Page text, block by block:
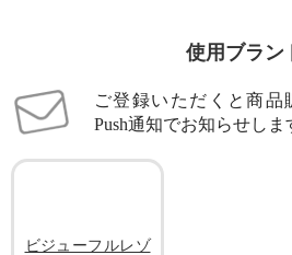
使用ブラン
ご登録いただくと商品
Push通知でお知らせしま
ビジューフルレゾ